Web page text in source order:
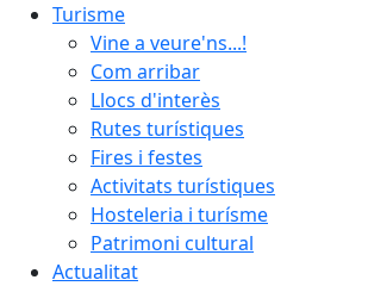
Turisme
Vine a veure'ns...!
Com arribar
Llocs d'interès
Rutes turístiques
Fires i festes
Activitats turístiques
Hosteleria i turísme
Patrimoni cultural
Actualitat